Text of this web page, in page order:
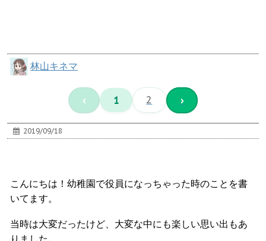
林山キネマ
‹ 1 2 ›
2019/09/18
こんにちは！幼稚園で役員になっちゃった時のことを書
いてます。
当時は大変だったけど、大変な中にも楽しい思い出もあ
りました。